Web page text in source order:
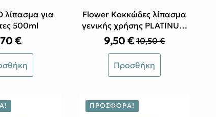
λίπασμα για
500ml
€
Flower Κοκκώδες λίπασμα
γενικής χρήσης PLATINUM
10-800GR
10,50€
Original
price
was:
10,50 €.
9,50 €Η
τρέχουσα
τιμή
είναι:
Προσθήκη
ΠΡΟΣΦΟΡΆ!